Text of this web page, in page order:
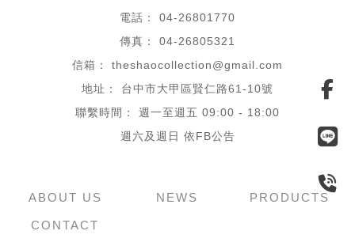
04-26801770
04-26805321
theshaocollection@gmail.com
台中市大甲區賢仁路61-10號
週一至週五 09:00 - 18:00
ABOUT US NEWS PRODUCTS
CONTACT